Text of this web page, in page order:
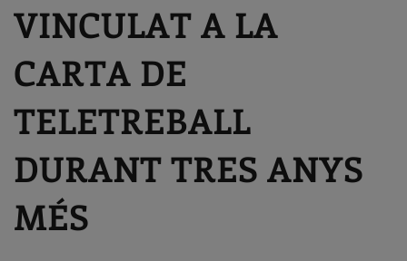
VINCULAT A LA
CARTA DE
TELETREBALL
DURANT TRES ANYS
MÉS